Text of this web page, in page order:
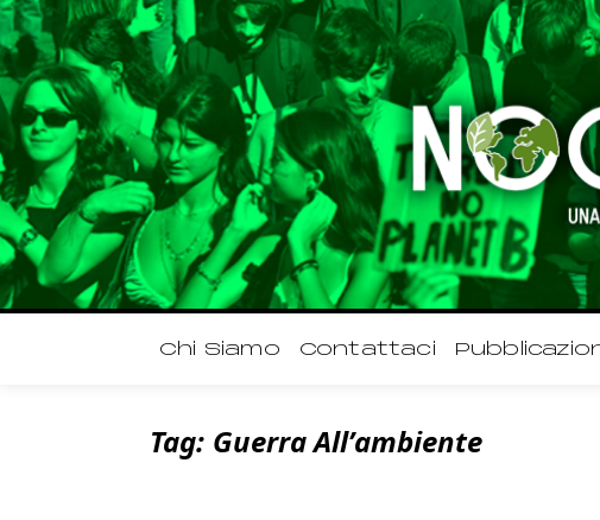
Chi Siamo Contattaci
Tag: Guerra All’ambiente